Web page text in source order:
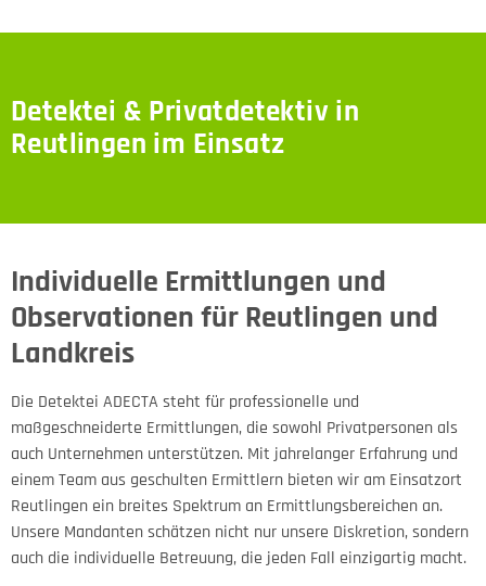
Detektei & Privatdetektiv in
Reutlingen im Einsatz
Individuelle Ermittlungen und
Observationen für Reutlingen und
Landkreis
Die Detektei ADECTA steht für professionelle und
maßgeschneiderte Ermittlungen, die sowohl Privatpersonen als
auch Unternehmen unterstützen. Mit jahrelanger Erfahrung und
einem Team aus geschulten Ermittlern bieten wir am Einsatzort
Reutlingen ein breites Spektrum an Ermittlungsbereichen an.
Unsere Mandanten schätzen nicht nur unsere Diskretion, sondern
auch die individuelle Betreuung, die jeden Fall einzigartig macht.